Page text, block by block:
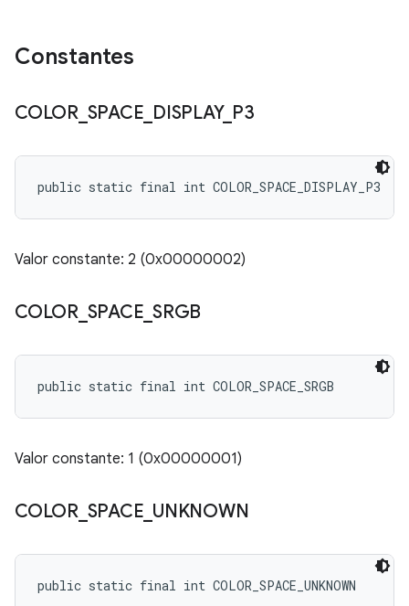
Constantes
COLOR_ SPACE DISPLAY_ P3
public static final int COLOR_SPACE_DISPLAY_P3
Valor constante: 2 (0x00000002)
COLOR_ SPACE SRGB
public static final int COLOR_SPACE_SRGB
Valor constante: 1 (0x00000001)
COLOR_ SPACE UNKNOWN
public static final int COLOR_SPACE_UNKNOWN